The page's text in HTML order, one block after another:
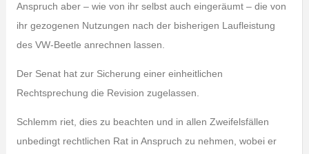
Anspruch aber – wie von ihr selbst auch eingeräumt – die von
ihr gezogenen Nutzungen nach der bisherigen Laufleistung
des VW-Beetle anrechnen lassen.
Der Senat hat zur Sicherung einer einheitlichen
Rechtsprechung die Revision zugelassen.
Schlemm riet, dies zu beachten und in allen Zweifelsfällen
unbedingt rechtlichen Rat in Anspruch zu nehmen, wobei er